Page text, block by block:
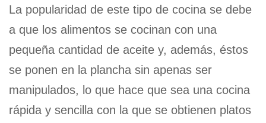
La popularidad de este tipo de cocina se debe
a que los alimentos se cocinan con una
pequeña cantidad de aceite y, además, éstos
se ponen en la plancha sin apenas ser
manipulados, lo que hace que sea una cocina
rápida y sencilla con la que se obtienen platos